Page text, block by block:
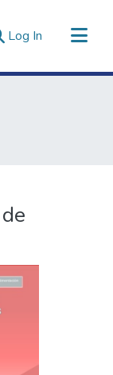
Log In (current)